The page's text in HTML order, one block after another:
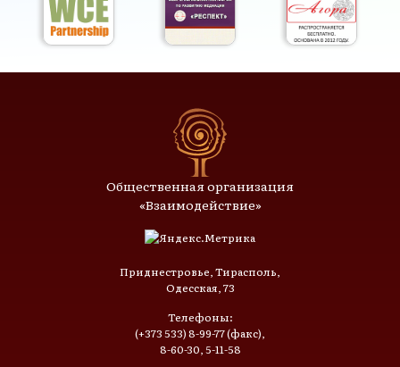
Общественная организация
«Взаимодействие»
Приднестровье, Тирасполь,
Одесская, 73
Телефоны:
(+373 533) 8-99-77 (факс),
8-60-30, 5-11-58